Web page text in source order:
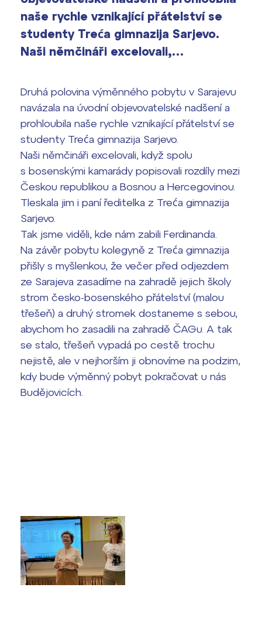
Výsledky 1. kola přijímacího řízení
2026/2027
Maturitní zkoušky
Europass
FOCUSing
Zahraniční stipendia
ČAG studentský
Maturitní témata
Pomoc! Mám problém!
Harmonogram školního roku
Termíny maturit
Bakaláři
Office 365
naše rychle vznikající přátelství se
studenty Treća gimnazija Sarjevo.
Naši němčináři excelovali,…
Druhá polovina výměnného pobytu v Sarajevu
navázala na úvodní objevovatelské nadšení a
prohloubila naše rychle vznikající přátelství se
studenty Treća gimnazija Sarjevo.
Naši němčináři excelovali, když spolu
s bosenskými kamarády popisovali rozdíly mezi
Českou republikou a Bosnou a Hercegovinou.
Tleskala jim i paní ředitelka z Treća gimnazija
Sarjevo.
Tak jsme viděli, kde nám zabili Ferdinanda.
Na závěr pobytu kolegyně z Treća gimnazija
přišly s myšlenkou, že večer před odjezdem
ze Sarajeva zasadíme na zahradě jejich školy
strom česko-bosenského přátelství (malou
třešeň) a druhý stromek dostaneme s sebou,
abychom ho zasadili na zahradě ČAGu. A tak
se stalo, třešeň vypadá po cestě trochu
nejistě, ale v nejhorším ji obnovíme na podzim,
kdy bude výměnný pobyt pokračovat u nás
Budějovicích.